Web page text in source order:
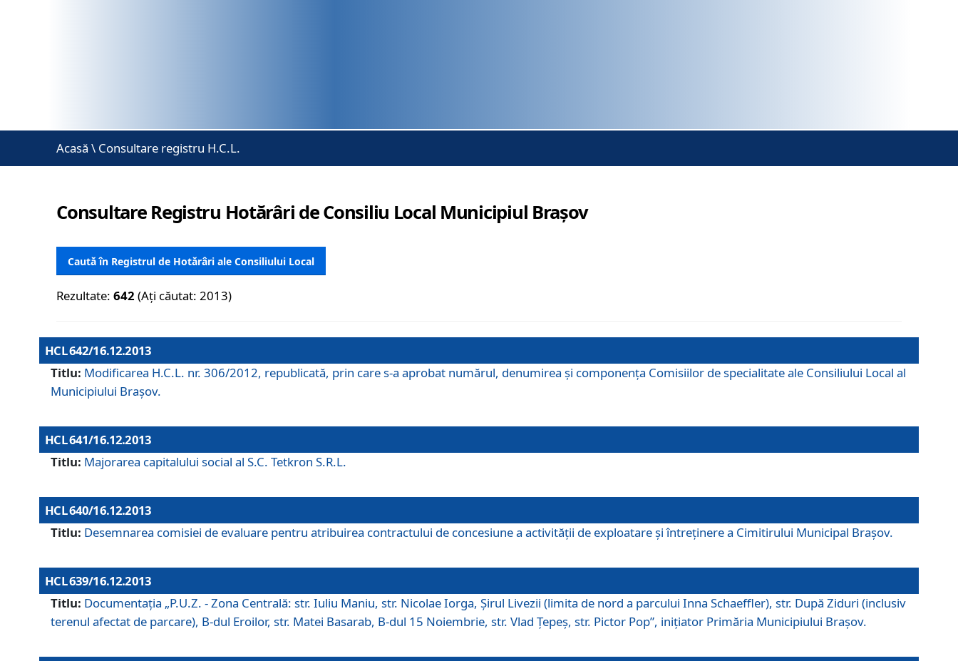
Acasă \ Consultare registru H.C.L.
Consultare Registru Hotărâri de Consiliu Local Municipiul Brașov
Caută în Registrul de Hotărâri ale Consiliului Local
Rezultate:642 (Ați căutat: 2013)
HCL 642/16.12.2013
Titlu: Modificarea H.C.L. nr. 306/2012, republicată, prin care s-a aprobat numărul, denumirea şi componenţa Comisiilor de specialitate ale Consiliului Local al
Municipiului Braşov.
HCL 641/16.12.2013
Titlu: Majorarea capitalului social al S.C. Tetkron S.R.L.
HCL 640/16.12.2013
Titlu: Desemnarea comisiei de evaluare pentru atribuirea contractului de concesiune a activităţii de exploatare şi întreţinere a Cimitirului Municipal Braşov.
HCL 639/16.12.2013
Titlu: Documentaţia „P.U.Z. - Zona Centrală: str. Iuliu Maniu, str. Nicolae Iorga, Şirul Livezii (limita de nord a parcului Inna Schaeffler), str. După Ziduri (inclusiv
terenul afectat de parcare), B-dul Eroilor, str. Matei Basarab, B-dul 15 Noiembrie, str. Vlad Ţepeş, str. Pictor Pop”, iniţiator Primăria Municipiului Braşov.